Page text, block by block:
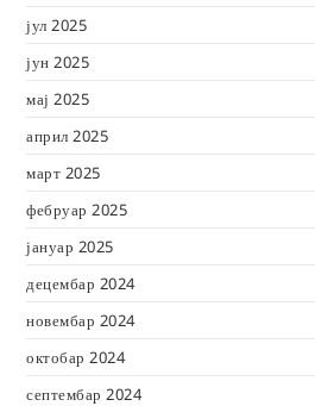
јул 2025
јун 2025
мај 2025
април 2025
март 2025
фебруар 2025
јануар 2025
децембар 2024
новембар 2024
октобар 2024
септембар 2024